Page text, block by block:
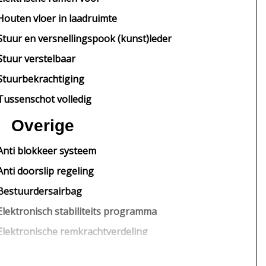
vloer in laadruimte
en versnellingspook (kunst)leder
verstelbaar
volledig
Overige
blokkeer systeem
doorslip regeling
stabiliteits programma
remkrachtverdeling